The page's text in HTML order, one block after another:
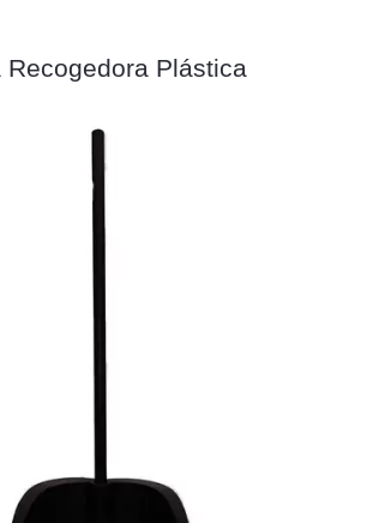
Recogedora Plástica